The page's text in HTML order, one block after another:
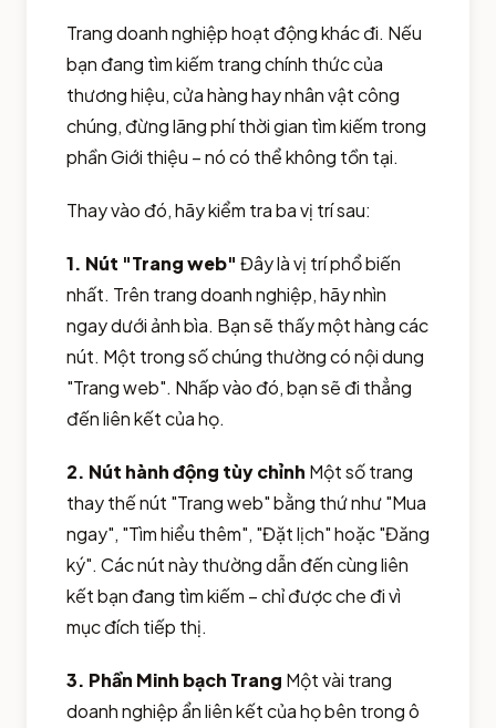
Trang doanh nghiệp hoạt động khác đi. Nếu
bạn đang tìm kiếm trang chính thức của
thương hiệu, cửa hàng hay nhân vật công
chúng, đừng lãng phí thời gian tìm kiếm trong
phần Giới thiệu – nó có thể không tồn tại.
Thay vào đó, hãy kiểm tra ba vị trí sau:
1. Nút "Trang web" Đây là vị trí phổ biến
nhất. Trên trang doanh nghiệp, hãy nhìn
ngay dưới ảnh bìa. Bạn sẽ thấy một hàng các
nút. Một trong số chúng thường có nội dung
"Trang web". Nhấp vào đó, bạn sẽ đi thẳng
đến liên kết của họ.
2. Nút hành động tùy chỉnh Một số trang
thay thế nút "Trang web" bằng thứ như "Mua
ngay", "Tìm hiểu thêm", "Đặt lịch" hoặc "Đăng
ký". Các nút này thường dẫn đến cùng liên
kết bạn đang tìm kiếm – chỉ được che đi vì
mục đích tiếp thị.
3. Phần Minh bạch Trang Một vài trang
doanh nghiệp ẩn liên kết của họ bên trong ô